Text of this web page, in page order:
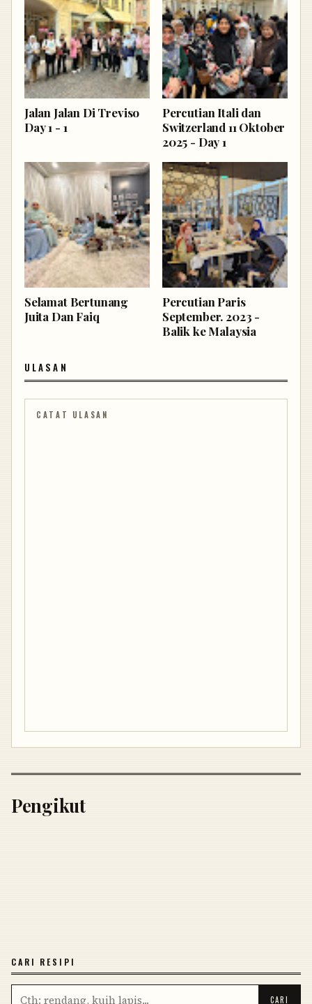
Jalan Jalan Di Treviso
Day 1 - 1
Percutian Itali dan
Switzerland 11 Oktober
2025 - Day 1
Selamat Bertunang
Juita Dan Faiq
Percutian Paris
September. 2023 -
Balik ke Malaysia
ULASAN
CATAT ULASAN
Pengikut
CARI RESIPI